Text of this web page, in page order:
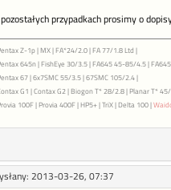
przypadkach prosimy o
Z-1p | MX | FA*24/2.0 | FA 77/1.8 Ltd |
645n | FishEye 30/3.5 | FA645 45-85/4.5 |
67 | 6x7SMC 55/3.5 | 67SMC 105/2.4 |
G1 | Contax G2 | Biogon T* 28/2.8 | Planar T*
100F | Provia 400F | HP5+ | TriX | Delta 100 |
2013-03-26, 07:37